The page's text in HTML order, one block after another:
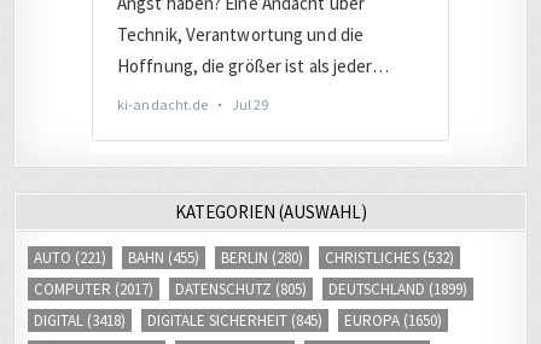
AUTO(221) BAHN(455) BERLIN(280) CHRISTLICHES(532)
COMPUTER
(2017) DATENSCHUTZ (805) DEUTSCHLAND(1899)
DIGITAL (3418) DIGITALE SICHERHEIT(845) EUROPA(1650)
EVANGELISCH (244) FACEBOOK(245) FERNSEHEN(253)